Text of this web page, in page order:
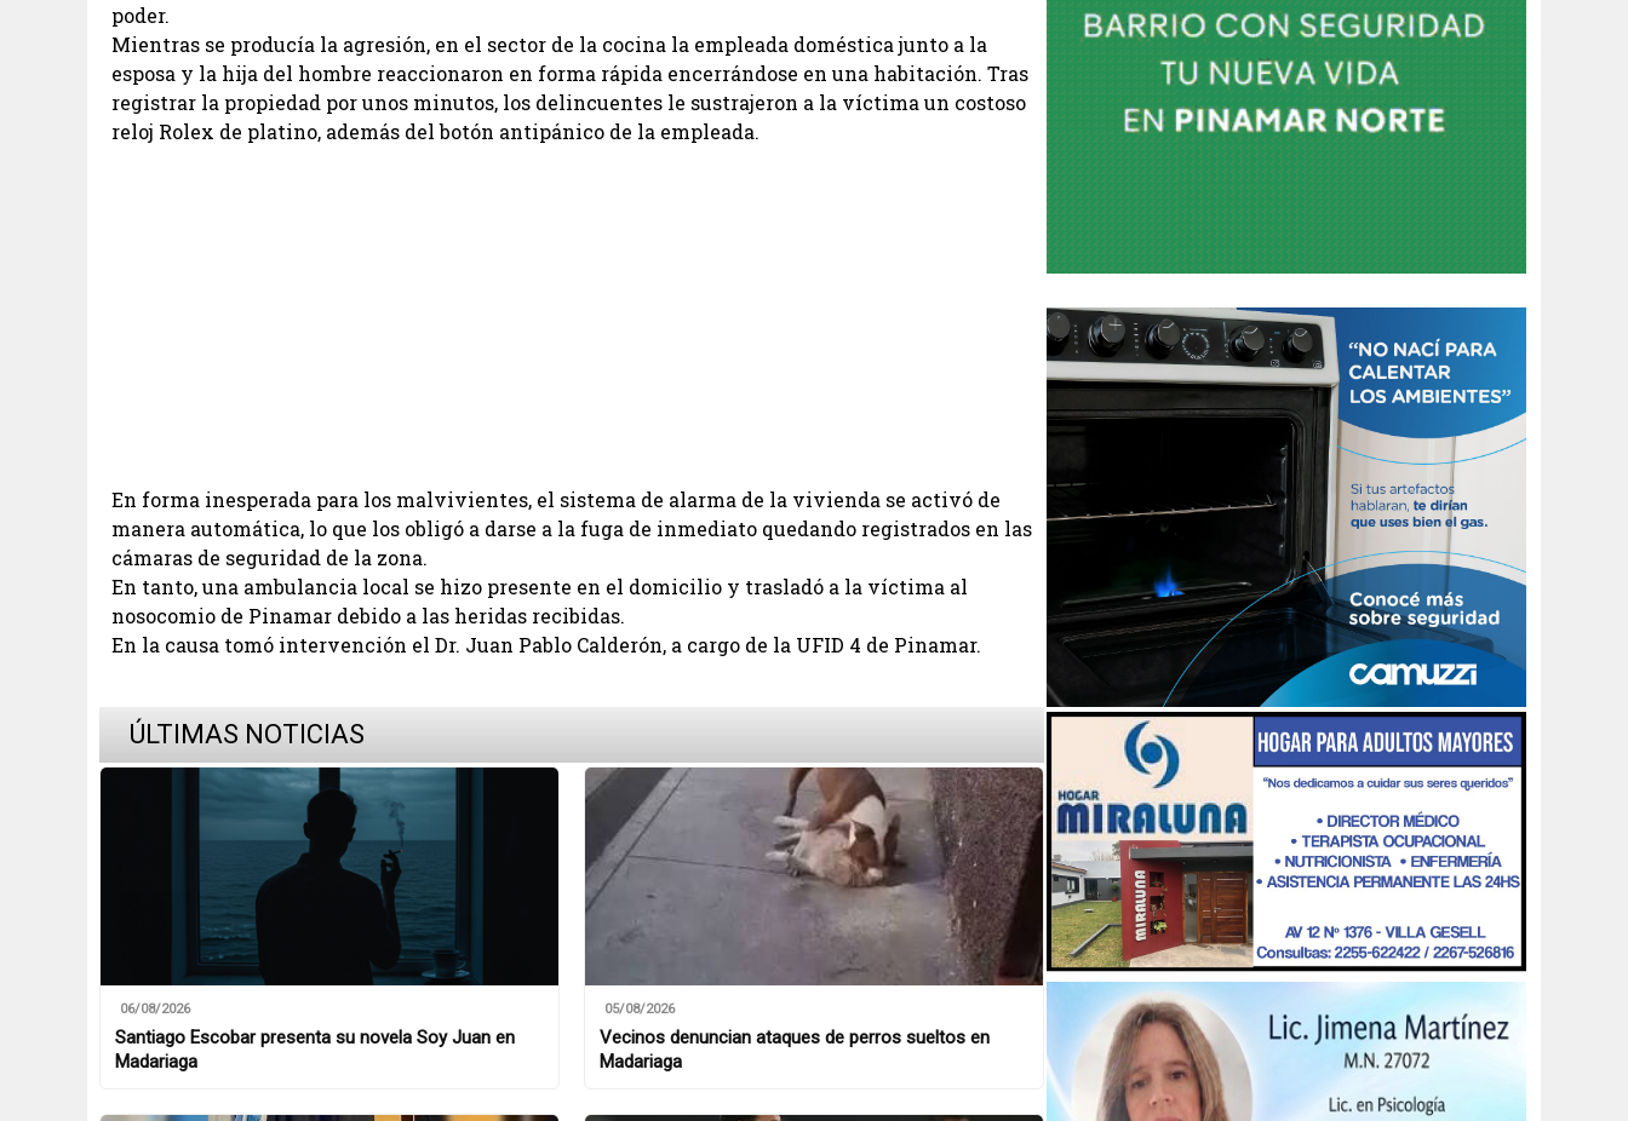
poder.
Mientras se producía la agresión, en el sector de la cocina la empleada doméstica junto a la
esposa y la hija del hombre reaccionaron en forma rápida encerrándose en una habitación. Tras
registrar la propiedad por unos minutos, los delincuentes le sustrajeron a la víctima un costoso
reloj Rolex de platino, además del botón antipánico de la empleada.
En forma inesperada para los malvivientes, el sistema de alarma de la vivienda se activó de
manera automática, lo que los obligó a darse a la fuga de inmediato quedando registrados en las
cámaras de seguridad de la zona.
En tanto, una ambulancia local se hizo presente en el domicilio y trasladó a la víctima al
nosocomio de Pinamar debido a las heridas recibidas.
En la causa tomó intervención el Dr. Juan Pablo Calderón, a cargo de la UFID 4 de Pinamar.
ÚLTIMAS NOTICIAS
06/08/2026
Santiago Escobar presenta su novela Soy Juan en
Madariaga
05/08/2026
Vecinos denuncian ataques de perros sueltos en
Madariaga